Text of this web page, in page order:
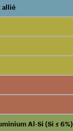
allié
Al-Si (Si ≤ 6%)